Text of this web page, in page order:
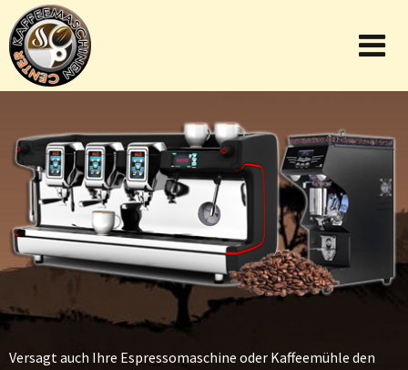
Versagt auch Ihre Espressomaschine oder Kaffeemühle den